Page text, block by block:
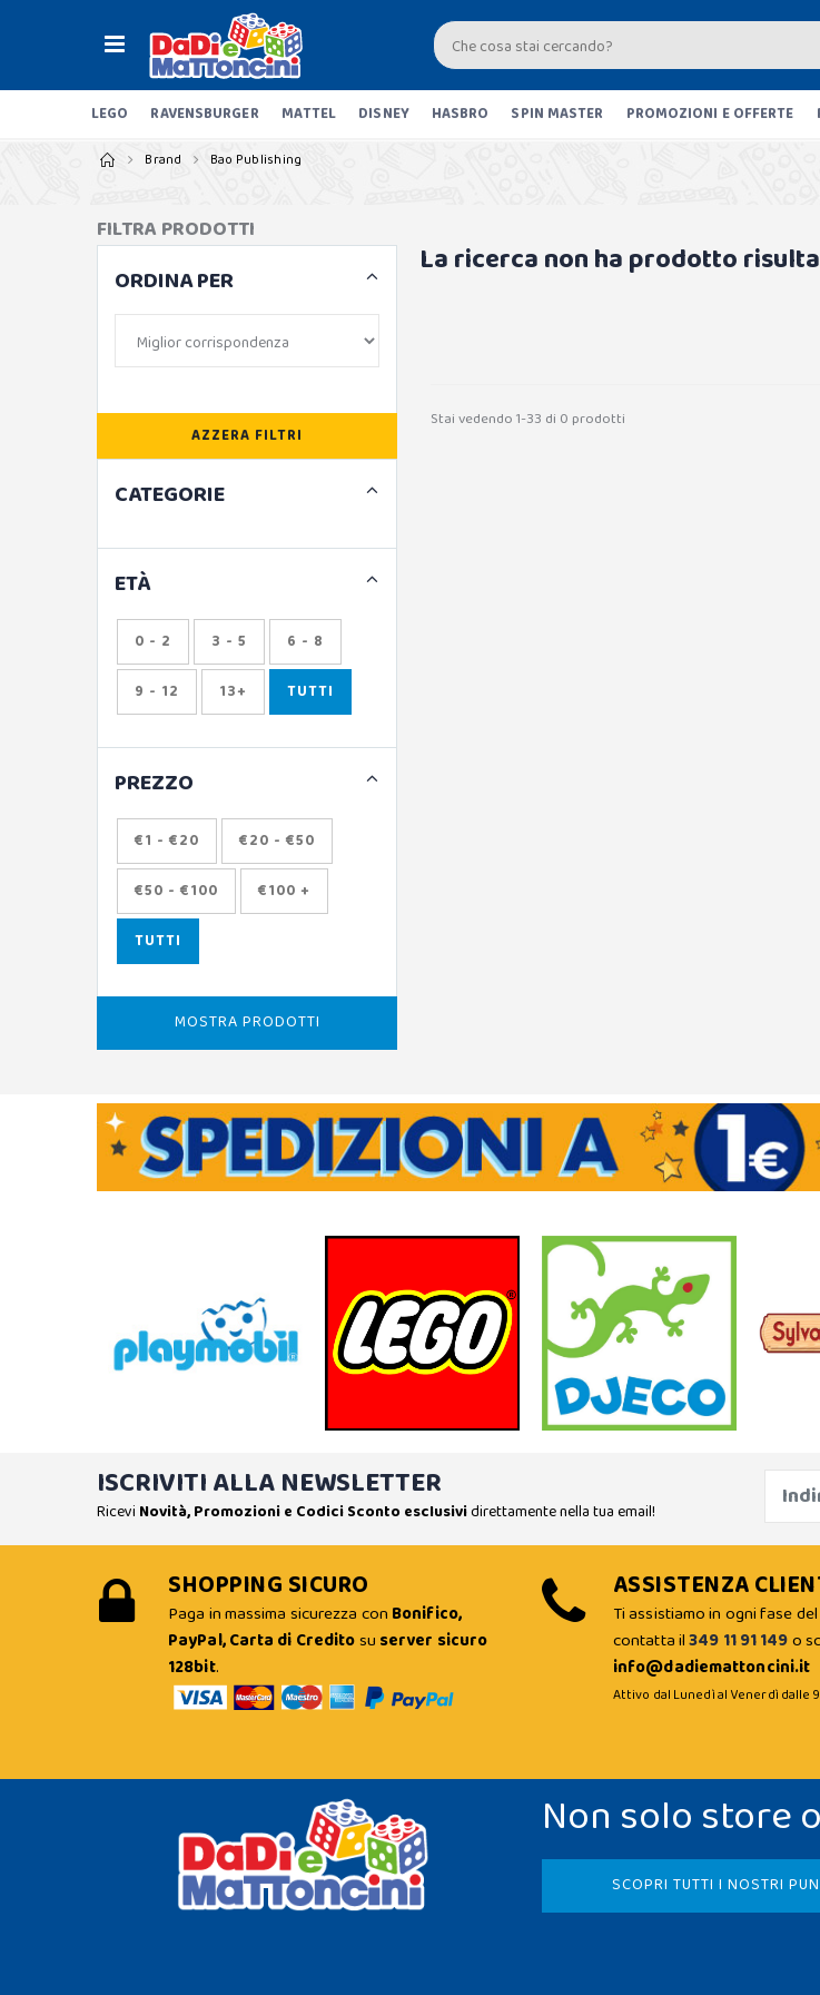
LEGO RAVENSBURGER MATTEL DISNEY HASBRO SPIN MASTER PROMOZIONI E OFFERTE
Brand Bao Publishing
La ricerca non ha prodotto
Stai vedendo 1-33 di 0 prodotti
FILTRA PRODOTTI
ORDINA PER
AZZERA FILTRI
CATEGORIE
ETÀ
0 - 2 3 - 5 6 - 8
9 - 12 13+ TUTTI
PREZZO
€1 - €20 €20 - €50
€50 - €100 €100 +
TUTTI
MOSTRA PRODOTTI
ISCRIVITI ALLA NEWSLETTER
Ricevi Novità, Promozioni e Codici Sconto esclusividirettamente nella tua email!
SHOPPING SICURO
Paga in massima sicurezza con Bonifico,
PayPal, Carta di Creditosu server sicuro
128bit.
ASSISTENZA
Ti assistiamo in ogni fase
contatta il349 11 91 149o
info@dadiemattoncini.it
Attivo dal Lunedì al Venerdì dalle
Non solo store
SCOPRI TUTTI I NOSTRI